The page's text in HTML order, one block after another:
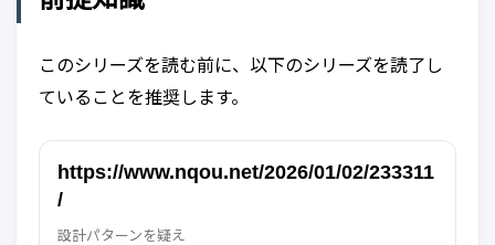
このシリーズを読む前に、以下のシリーズを読了し
ていることを推奨します。
https://www.nqou.net/2026/01/02/233311
/
設計パターンを疑え